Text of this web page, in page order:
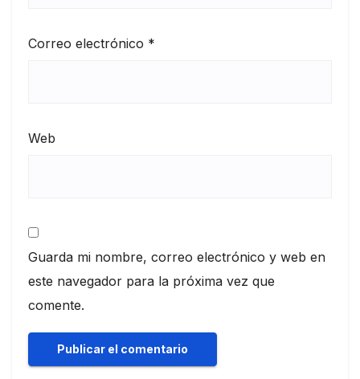
Correo electrónico *
Web
Guarda mi nombre, correo electrónico y web en
este navegador para la próxima vez que
comente.